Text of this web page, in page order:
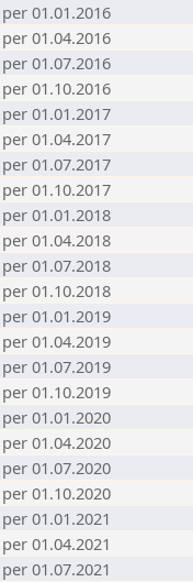
01.01.2016
01.04.2016
01.07.2016
01.10.2016
01.01.2017
01.04.2017
01.07.2017
01.10.2017
01.01.2018
01.04.2018
01.07.2018
01.10.2018
01.01.2019
01.04.2019
01.07.2019
01.10.2019
01.01.2020
01.04.2020
01.07.2020
01.10.2020
01.01.2021
01.04.2021
01.07.2021